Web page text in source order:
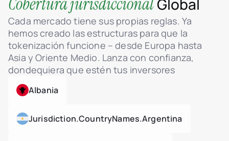
Global
Cada mercado tiene sus propias reglas. Ya
hemos creado las estructuras para que la
tokenización funcione – desde Europa hasta
Asia y Oriente Medio. Lanza con confianza,
dondequiera que estén tus inversores
Albania
Jurisdiction.countryNames.argentina